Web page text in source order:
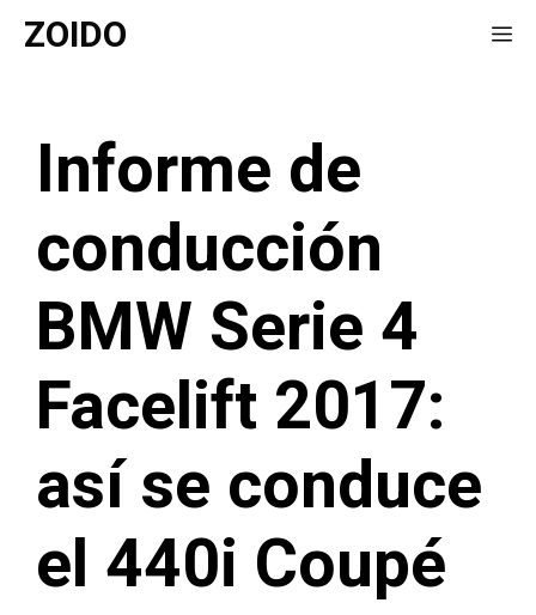
Saltar
ZOIDO
Informe de
conducción
BMW Serie 4
Facelift 2017:
así se conduce
el 440i Coupé